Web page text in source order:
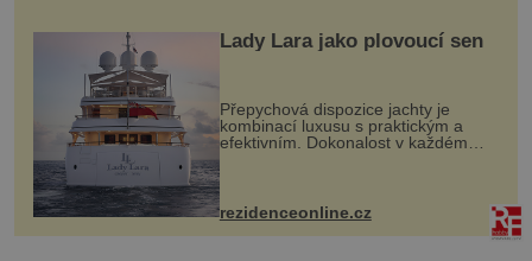
Lady Lara jako plovoucí sen
Přepychová dispozice jachty je
kombinací luxusu s praktickým a
efektivním. Dokonalost v každém
detailu představuje značka Fendi
Casa, kterou byly vybaveny její
paluby. Monacký přístav nabízí
každoročn...
rezidenceonline.cz